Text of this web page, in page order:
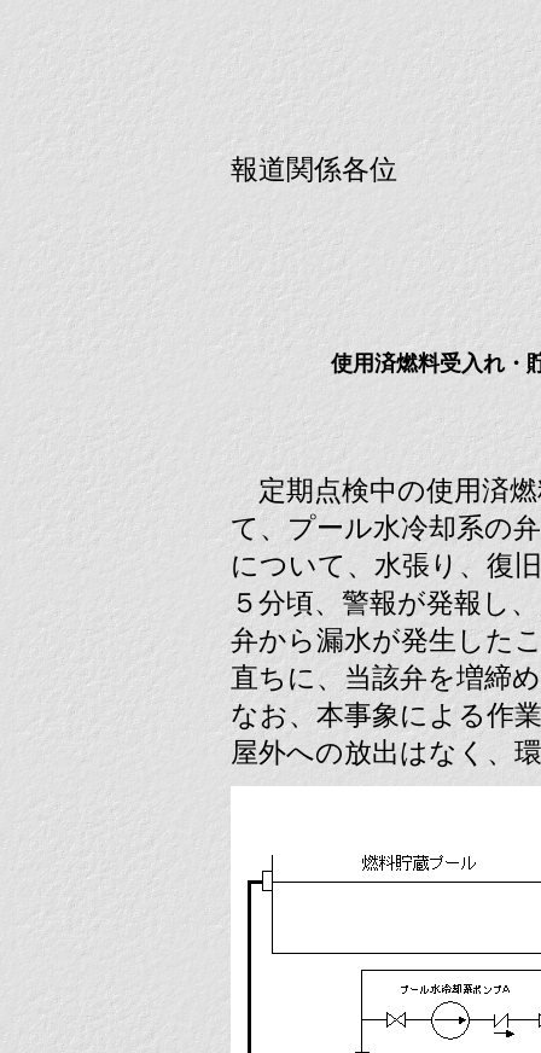
報道関係各位
使用済燃料受入れ・
定期点検中の使用済
て、プール水冷却系の
について、水張り、復
５分頃、警報が発報し
弁から漏水が発生した
直ちに、当該弁を増締
なお、本事象による作
屋外への放出はなく、